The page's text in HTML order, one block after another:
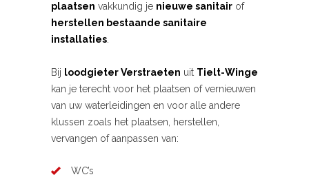
plaatsen vakkundig je nieuwe sanitair of
herstellen bestaande sanitaire
installaties
Bij loodgieter Verstraeten uit Tielt-Winge
kan je terecht voor het plaatsen of vernieuwen
van uw waterleidingen en voor alle andere
klussen zoals het plaatsen, herstellen,
vervangen of aanpassen van:
WC’s